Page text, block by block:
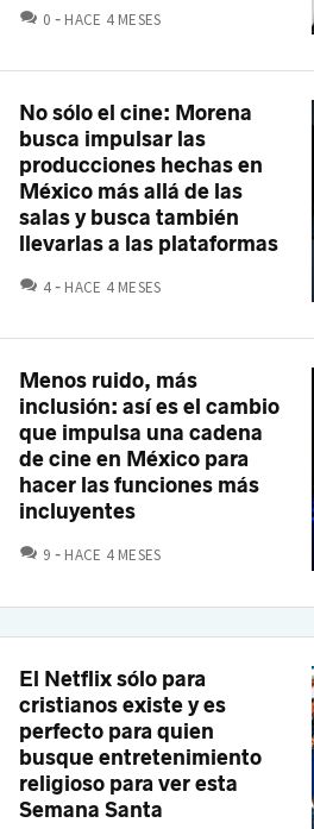
0 COMENTARIOS
HACE 4 MESES
No sólo el cine: Morena
busca impulsar las
producciones hechas en
México más allá de las
salas y busca también
llevarlas a las plataformas
4 COMENTARIOS
HACE 4 MESES
Menos ruido, más
inclusión: así es el cambio
que impulsa una cadena
de cine en México para
hacer las funciones más
incluyentes
9 COMENTARIOS
HACE 4 MESES
El Netflix sólo para
cristianos existe y es
perfecto para quien
busque entretenimiento
religioso para ver esta
Semana Santa